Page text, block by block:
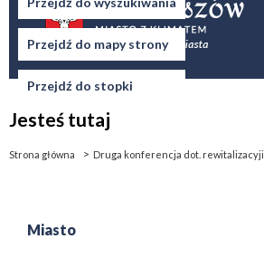
Przejdź do mapy strony
Przejdź do stopki
Jesteś tutaj
Strona główna Druga konferencja dot. rewitalizacyji
Miasto